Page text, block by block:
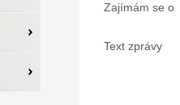
Zajímám se o
Text zprávy